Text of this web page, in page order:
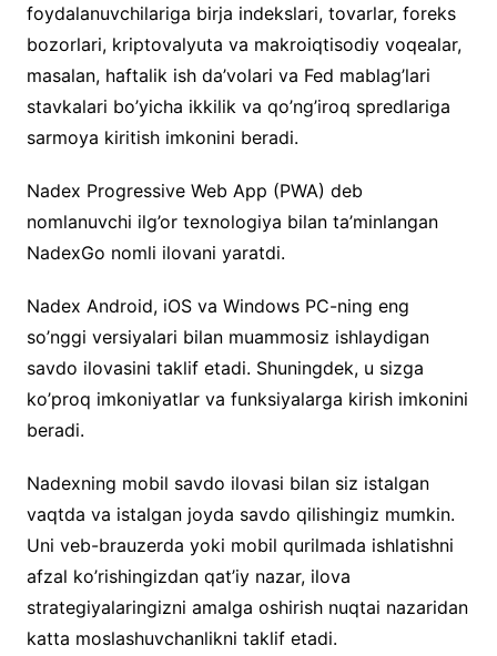
foydalanuvchilariga birja indekslari, tovarlar, foreks
bozorlari, kriptovalyuta va makroiqtisodiy voqealar,
masalan, haftalik ish da’volari va Fed mablag’lari
stavkalari bo’yicha ikkilik va qo’ng’iroq spredlariga
sarmoya kiritish imkonini beradi.
Nadex Progressive Web App (PWA) deb
nomlanuvchi ilg’or texnologiya bilan ta’minlangan
NadexGo nomli ilovani yaratdi.
Nadex Android, iOS va Windows PC-ning eng
so’nggi versiyalari bilan muammosiz ishlaydigan
savdo ilovasini taklif etadi. Shuningdek, u sizga
ko’proq imkoniyatlar va funksiyalarga kirish imkonini
beradi.
Nadexning mobil savdo ilovasi bilan siz istalgan
vaqtda va istalgan joyda savdo qilishingiz mumkin.
Uni veb-brauzerda yoki mobil qurilmada ishlatishni
afzal ko’rishingizdan qat’iy nazar, ilova
strategiyalaringizni amalga oshirish nuqtai nazaridan
katta moslashuvchanlikni taklif etadi.